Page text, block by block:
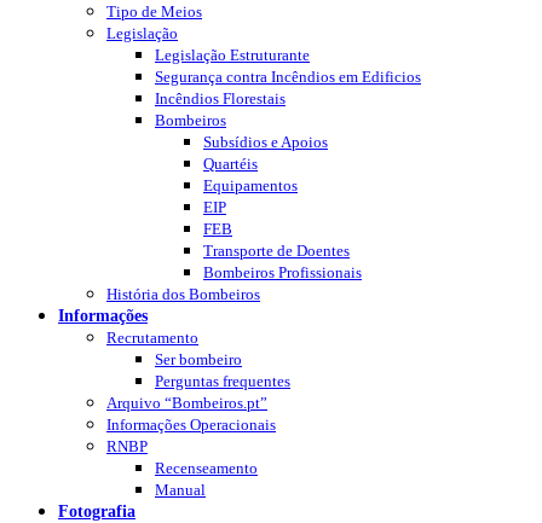
Tipo de Meios
Legislação
Legislação Estruturante
Segurança contra Incêndios em Edificios
Incêndios Florestais
Bombeiros
Subsídios e Apoios
Quartéis
Equipamentos
EIP
FEB
Transporte de Doentes
Bombeiros Profissionais
História dos Bombeiros
Informações
Recrutamento
Ser bombeiro
Perguntas frequentes
Arquivo “Bombeiros.pt”
Informações Operacionais
RNBP
Recenseamento
Manual
Fotografia